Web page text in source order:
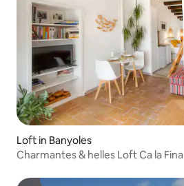
Loft in Banyoles
Charmantes & helles Loft Ca la Fina